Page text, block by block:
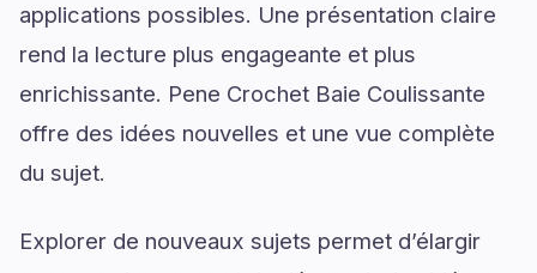
applications possibles. Une présentation claire
rend la lecture plus engageante et plus
enrichissante. Pene Crochet Baie Coulissante
offre des idées nouvelles et une vue complète
du sujet.
Explorer de nouveaux sujets permet d’élargir